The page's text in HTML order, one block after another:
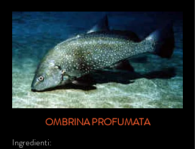
OMBRINA PROFUMATA
Ingredienti: